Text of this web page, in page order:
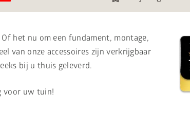
Of het nu om een fundament, montage,
van onze accessoires zijn verkrijgbaar
bij u thuis geleverd.
voor uw tuin!